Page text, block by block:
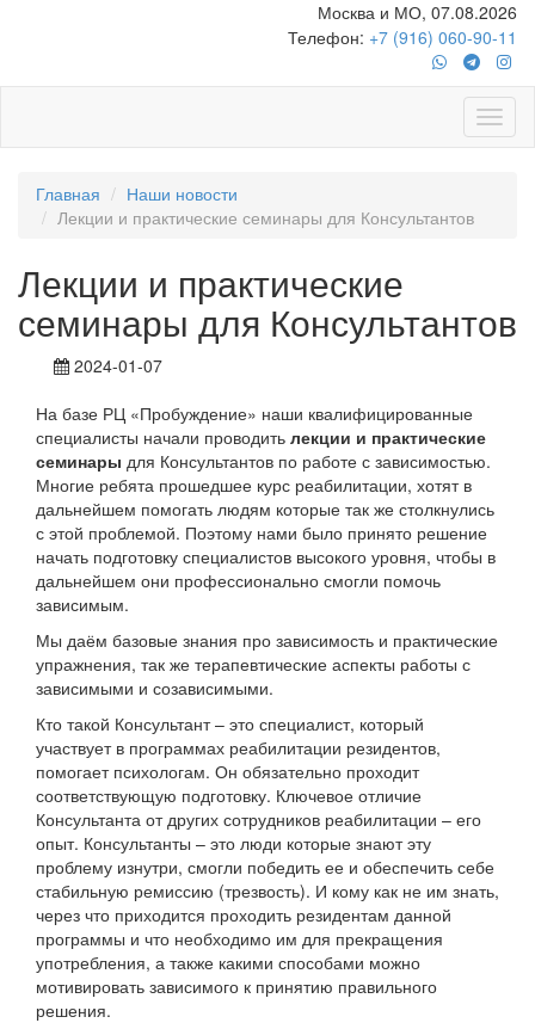
Москва и МО, 07.08.2026
Телефон: +7 (916) 060-90-11
Главная
Наши новости
Лекции и практические семинары для Консультантов
Лекции и практические
семинары для Консультантов
2024-01-07
На базе РЦ «Пробуждение» наши квалифицированные
специалисты начали проводить лекции и практические
семинары для Консультантов по работе с зависимостью.
Многие ребята прошедшее курс реабилитации, хотят в
дальнейшем помогать людям которые так же столкнулись
с этой проблемой. Поэтому нами было принято решение
начать подготовку специалистов высокого уровня, чтобы в
дальнейшем они профессионально смогли помочь
зависимым.
Мы даём базовые знания про зависимость и практические
упражнения, так же терапевтические аспекты работы с
зависимыми и созависимыми.
Кто такой Консультант – это специалист, который
участвует в программах реабилитации резидентов,
помогает психологам. Он обязательно проходит
соответствующую подготовку. Ключевое отличие
Консультанта от других сотрудников реабилитации – его
опыт. Консультанты – это люди которые знают эту
проблему изнутри, смогли победить ее и обеспечить себе
стабильную ремиссию (трезвость). И кому как не им знать,
через что приходится проходить резидентам данной
программы и что необходимо им для прекращения
употребления, а также какими способами можно
мотивировать зависимого к принятию правильного
решения.